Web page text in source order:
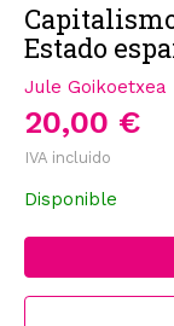
Estado
Jule Goikoetxea
20,00 €
IVA incluido
Disponible